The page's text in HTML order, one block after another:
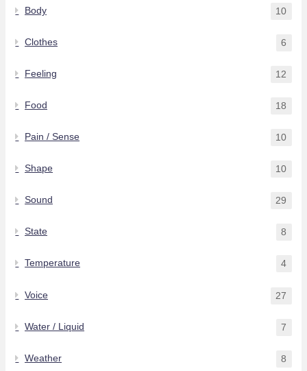
Body 10
Clothes 6
Feeling 12
Food 18
Pain / Sense 10
Shape 10
Sound 29
State 8
Temperature 4
Voice 27
Water / Liquid 7
Weather 8